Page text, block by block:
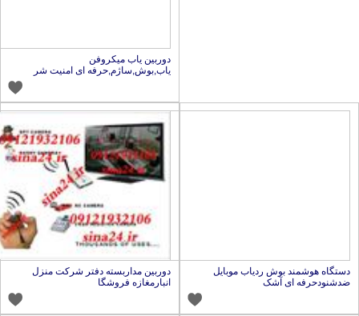
دوربین یاب میکروفن
یاب,بوش,ساژم,حرفه ای امنیت شر
دستگاه هوشمند بوش ردیاب موبایل
ضدشنودحرفه ای آشک
دوربین مداربسته دفتر شرکت منزل
انبارمغازه فروشگا